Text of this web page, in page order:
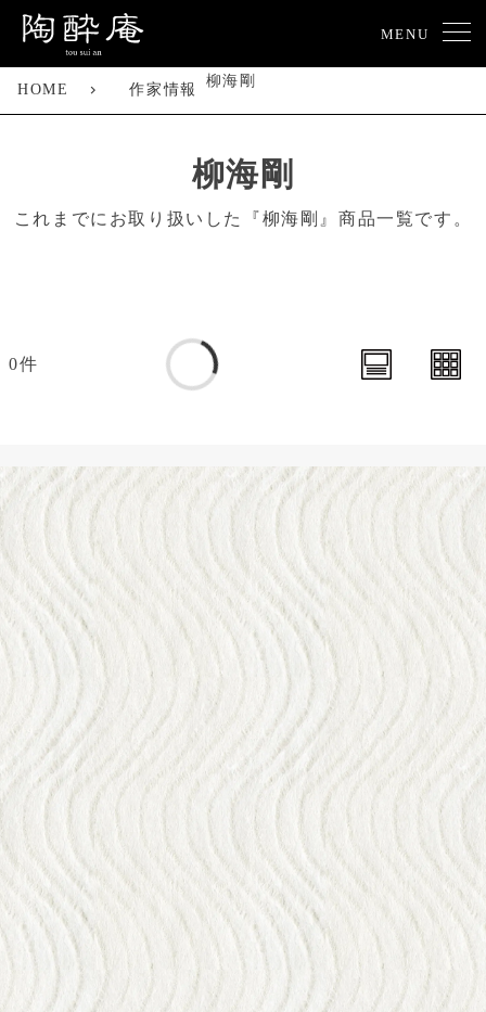
MENU
HOME 作家情報
柳海剛
柳海剛
これまでにお取り扱いした『柳海剛』商品一覧です。